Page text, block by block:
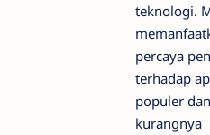
teknologi.
percaya
terhadap
populer dan
kurangnya